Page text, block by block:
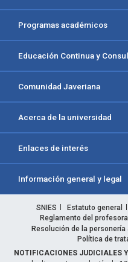
Programas académicos
Educación Continua y
Comunidad Javeriana
Acerca de la universidad
Enlaces de interés
Información general y legal
SNIES Estatuto general
Reglamento del
Resolución de la personería
Política de
NOTIFICACIONES JUDICIALES